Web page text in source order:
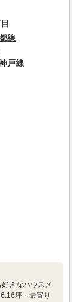
線
戸線
きなハウスメ
坪・最寄り